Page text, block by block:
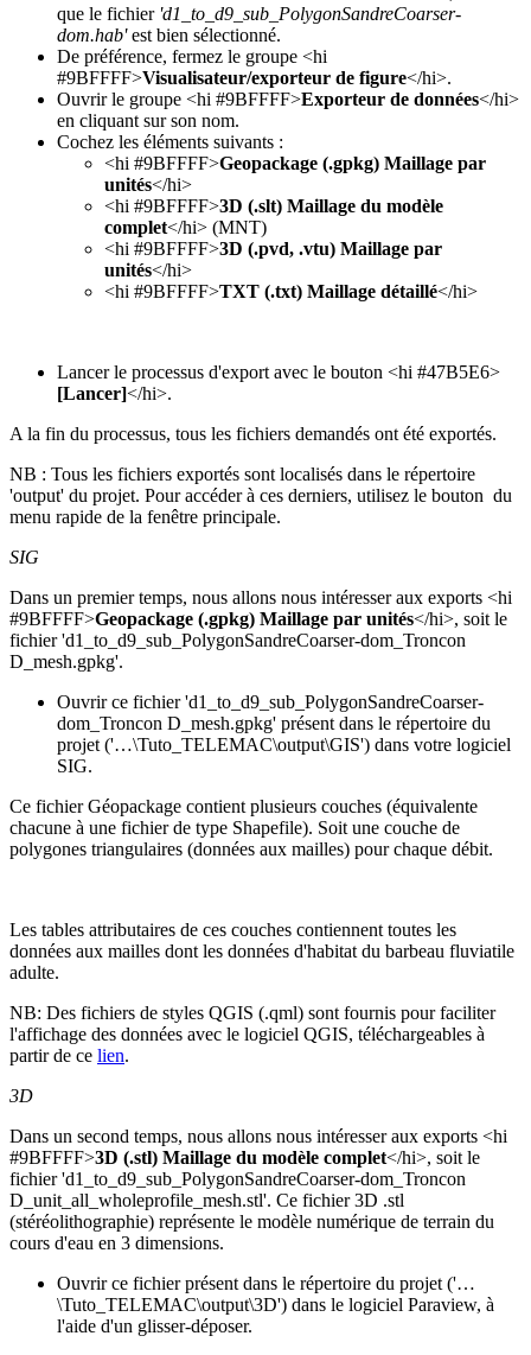
que le fichier 'd1_to_d9_sub_PolygonSandreCoarser-
dom.hab'est bien sélectionné.
De préférence, fermez le groupe <hi
#9BFFFF>Visualisateur/exporteur de figure</hi>.
Ouvrir le groupe <hi #9BFFFF>Exporteur de données</hi>
en cliquant sur son nom.
Cochez les éléments suivants :
<hi #9BFFFF>Geopackage (.gpkg) Maillage par
unités</hi>
<hi #9BFFFF>3D (.slt) Maillage du modèle
complet</hi> (MNT)
<hi #9BFFFF>3D (.pvd, .vtu) Maillage par
unités</hi>
<hi #9BFFFF>TXT (.txt) Maillage détaillé</hi>
Lancer le processus d'export avec le bouton <hi #47B5E6>
[Lancer]</hi>.
A la fin du processus, tous les fichiers demandés ont été exportés.
NB : Tous les fichiers exportés sont localisés dans le répertoire
'output' du projet. Pour accéder à ces derniers, utilisez le bouton du
menu rapide de la fenêtre principale.
SIG
Dans un premier temps, nous allons nous intéresser aux exports <hi
#9BFFFF>Geopackage (.gpkg) Maillage par unités</hi>, soit le
fichier 'd1_to_d9_sub_PolygonSandreCoarser-dom_Troncon
D_mesh.gpkg'.
Ouvrir ce fichier 'd1_to_d9_sub_PolygonSandreCoarser-
dom_Troncon D_mesh.gpkg' présent dans le répertoire du
projet ('…\Tuto_TELEMAC\output\GIS') dans votre logiciel
SIG.
Ce fichier Géopackage contient plusieurs couches (équivalente
chacune à une fichier de type Shapefile). Soit une couche de
polygones triangulaires (données aux mailles) pour chaque débit.
Les tables attributaires de ces couches contiennent toutes les
données aux mailles dont les données d'habitat du barbeau fluviatile
adulte.
NB: Des fichiers de styles QGIS (.qml) sont fournis pour faciliter
l'affichage des données avec le logiciel QGIS, téléchargeables à
partir de ce lien.
3D
Dans un second temps, nous allons nous intéresser aux exports <hi
#9BFFFF>3D (.stl) Maillage du modèle complet</hi>, soit le
fichier 'd1_to_d9_sub_PolygonSandreCoarser-dom_Troncon
D_unit_all_wholeprofile_mesh.stl'. Ce fichier 3D .stl
(stéréolithographie) représente le modèle numérique de terrain du
cours d'eau en 3 dimensions.
Ouvrir ce fichier présent dans le répertoire du projet ('…
\Tuto_TELEMAC\output\3D') dans le logiciel Paraview, à
l'aide d'un glisser-déposer.